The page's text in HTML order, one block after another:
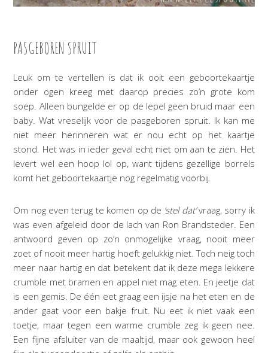
PASGEBOREN SPRUIT
Leuk om te vertellen is dat ik ooit een geboortekaartje
onder ogen kreeg met daarop precies zo’n grote kom
soep. Alleen bungelde er op de lepel geen bruid maar een
baby. Wat vreselijk voor de pasgeboren spruit. Ik kan me
niet meer herinneren wat er nou echt op het kaartje
stond. Het was in ieder geval echt niet om aan te zien. Het
levert wel een hoop lol op, want tijdens gezellige borrels
komt het geboortekaartje nog regelmatig voorbij.
Om nog even terug te komen op de ‘stel dat’vraag, sorry ik
was even afgeleid door de lach van Ron Brandsteder. Een
antwoord geven op zo’n onmogelijke vraag, nooit meer
zoet of nooit meer hartig hoeft gelukkig niet. Toch neig toch
meer naar hartig en dat betekent dat ik deze mega lekkere
crumble met bramen en appel niet mag eten. En jeetje dat
is een gemis. De één eet graag een ijsje na het eten en de
ander gaat voor een bakje fruit. Nu eet ik niet vaak een
toetje, maar tegen een warme crumble zeg ik geen nee.
Een fijne afsluiter van de maaltijd, maar ook gewoon heel